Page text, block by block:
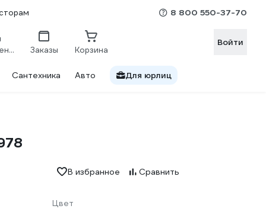
8 800 550-37-70
Сравнение Заказы Корзина
Войти
Сантехника Авто Для юрлиц
В избранное Сравнить
Цвет